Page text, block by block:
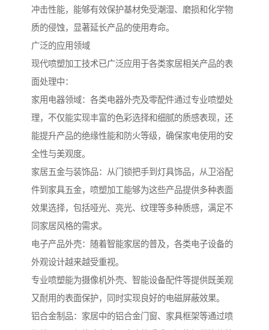
冲击性能，能够有效保护基材免受潮湿、磨损和化学物
质的侵蚀，显著延长产品的使用寿命。
广泛的应用领域
现代喷塑加工技术已广泛应用于各类家居相关产品的表
面处理中：
家用电器领域：各类电器外壳及零配件通过专业喷塑处
理，不仅能实现丰富的色彩选择和细腻的质感表现，还
能提升产品的绝缘性能和防火等级，确保家电使用的安
全性与美观度。
家居五金与装饰品：从门锁把手到灯具饰品，从卫浴配
件到家具五金，喷塑加工能够为这些产品提供多种表面
效果选择，包括哑光、亮光、纹理等多种质感，满足不
同家居风格的需求。
电子产品外壳：随着智能家居的普及，各类电子设备的
外观设计越来越受重视。
专业喷塑能为摄像机外壳、智能设备配件等提供既美观
又耐用的表面保护，同时实现良好的电磁屏蔽效果。
铝合金制品：家居中的铝合金门窗、家具框架等通过喷